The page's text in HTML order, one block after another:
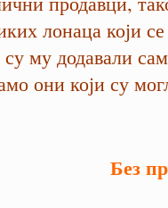
лонаца који
му додавали
они који су
Без